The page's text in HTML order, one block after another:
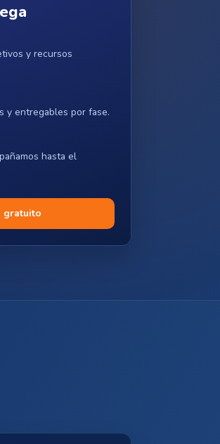
y recursos
y entregables por fase.
hasta el
gratuito